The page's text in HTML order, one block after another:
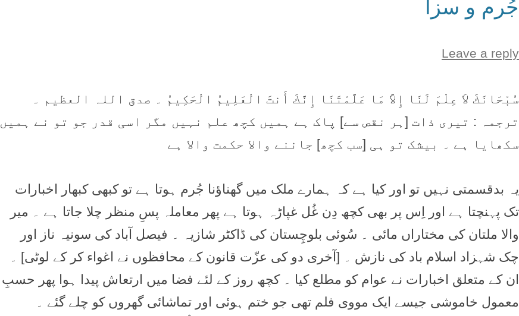
جُرم و سزا
Leave a reply
سُبْحَانَكَ لاَ عِلْمَ لَنَا إِلاَّ مَا عَلَّمْتَنَا إِنَّكَ أَنتَ الْعَلِيمُ الْحَكِيمُ ۔ صدق اللہ العظیم ۔
ترجمہ : تیری ذات [ہر نقص سے] پاک ہے ہمیں کچھ علم نہیں مگر اسی قدر جو تو نے ہمیں
سکھایا ہے ۔ بیشک تو ہی [سب کچھ] جاننے والا حکمت والا ہے
یہ بدقسمتی نہیں تو اور کیا ہے کہ ہمارے ملک میں گھناؤنا جُرم ہوتا ہے تو کبھی کبھار اخبارات
تک پہنچتا ہے اور اِس پر بھی کچھ دِن غُل غپاڑہ ہوتا ہے پھر معاملہ پسِ منظر چلا جاتا ہے ۔ میر
والا ملتان کی مختاراں مائی ۔ سُوئی بلوچِستان کی ڈاکٹر شازیہ ۔ فیصل آباد کی سونیہ ناز اور
چک شہزاد اسلام باد کی نازش ۔ [آخری دو کی عزّت قانون کے محافظوں نے اغواء کر کے لوٹی] ۔
ان کے متعلق اخبارات نے عوام کو مطلع کیا ۔ کچھ روز کے لئے فضا میں ارتعاش پیدا ہوا پھر حسبِ
معمول خاموشی جیسے ایک مووی فلم تھی جو ختم ہوئی اور تماشائی گھروں کو چلے گئے ۔